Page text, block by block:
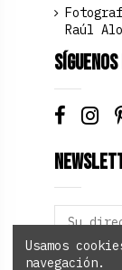
Raúl
Usamos
navegación.